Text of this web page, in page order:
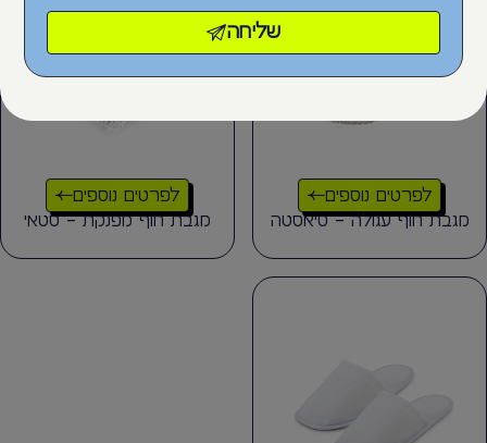
לפרטים נוספים
מגבת חוף עגולה – סיאסטה
לפרטים נוספים
מגבת חוף מפנקת – סטאי
שליחה